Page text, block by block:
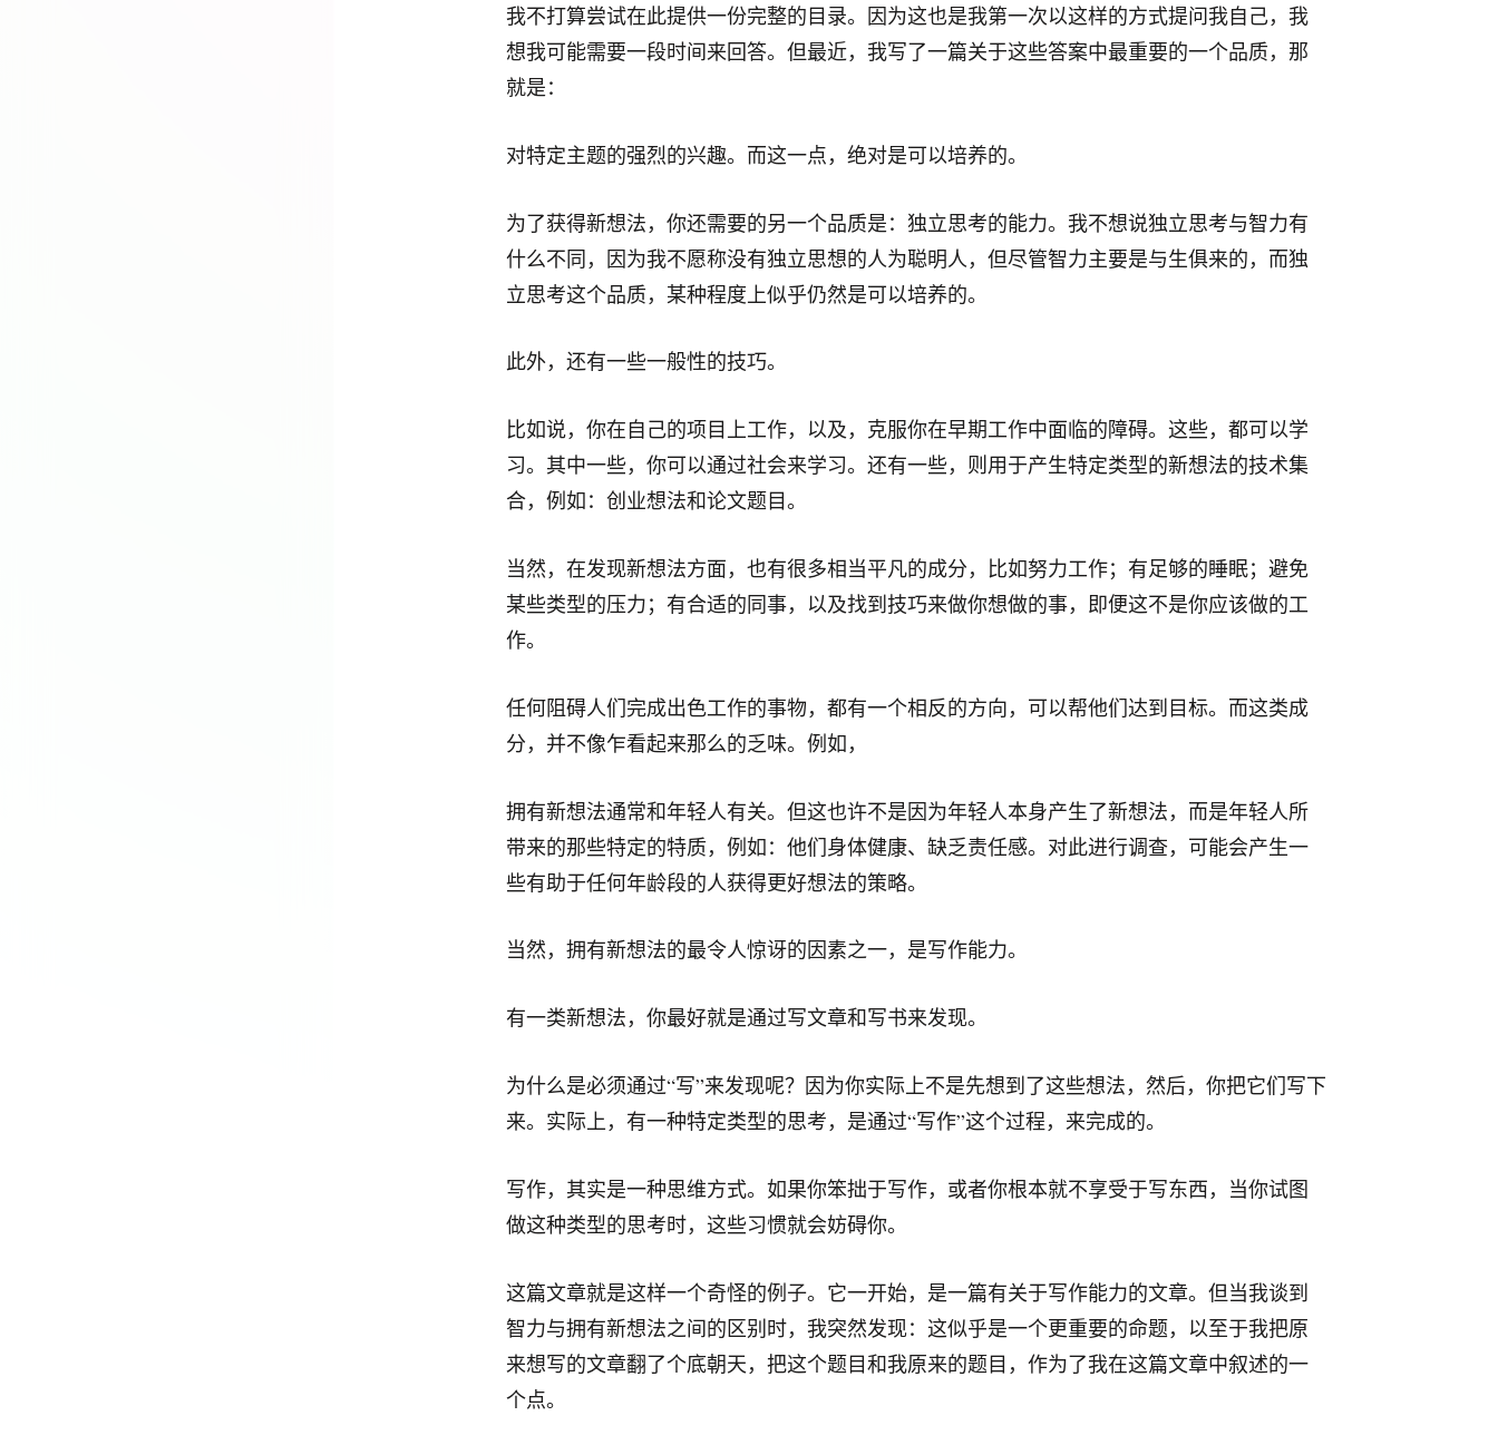
我不打算尝试在此提供一份完整的目录。因为这也是我第一次以这样的方式提问我自己，我
想我可能需要一段时间来回答。但最近，我写了一篇关于这些答案中最重要的一个品质，那
就是：
对特定主题的强烈的兴趣。而这一点，绝对是可以培养的。
为了获得新想法，你还需要的另一个品质是：独立思考的能力。我不想说独立思考与智力有
什么不同，因为我不愿称没有独立思想的人为聪明人，但尽管智力主要是与生俱来的，而独
立思考这个品质，某种程度上似乎仍然是可以培养的。
此外，还有一些一般性的技巧。
比如说，你在自己的项目上工作，以及，克服你在早期工作中面临的障碍。这些，都可以学
习。其中一些，你可以通过社会来学习。还有一些，则用于产生特定类型的新想法的技术集
合，例如：创业想法和论文题目。
当然，在发现新想法方面，也有很多相当平凡的成分，比如努力工作；有足够的睡眠；避免
某些类型的压力；有合适的同事，以及找到技巧来做你想做的事，即便这不是你应该做的工
作。
任何阻碍人们完成出色工作的事物，都有一个相反的方向，可以帮他们达到目标。而这类成
分，并不像乍看起来那么的乏味。例如，
拥有新想法通常和年轻人有关。但这也许不是因为年轻人本身产生了新想法，而是年轻人所
带来的那些特定的特质，例如：他们身体健康、缺乏责任感。对此进行调查，可能会产生一
些有助于任何年龄段的人获得更好想法的策略。
当然，拥有新想法的最令人惊讶的因素之一，是写作能力。
有一类新想法，你最好就是通过写文章和写书来发现。
为什么是必须通过“写”来发现呢？因为你实际上不是先想到了这些想法，然后，你把它们写下
来。实际上，有一种特定类型的思考，是通过“写作”这个过程，来完成的。
写作，其实是一种思维方式。如果你笨拙于写作，或者你根本就不享受于写东西，当你试图
做这种类型的思考时，这些习惯就会妨碍你。
这篇文章就是这样一个奇怪的例子。它一开始，是一篇有关于写作能力的文章。但当我谈到
智力与拥有新想法之间的区别时，我突然发现：这似乎是一个更重要的命题，以至于我把原
来想写的文章翻了个底朝天，把这个题目和我原来的题目，作为了我在这篇文章中叙述的一
个点。